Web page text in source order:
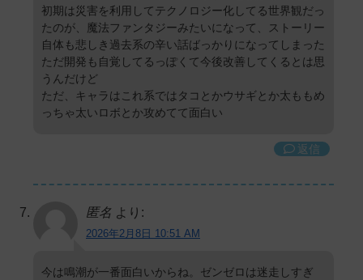
初期は災害を利用してテクノロジー化してる世界観だっ
たのが、魔法ファンタジーみたいになって、ストーリー
自体も悲しき過去系の辛い話ばっかりになってしまった
ただ開発も自覚してるっぽくて今後改善してくるとは思
うんだけど
ただ、キャラはこれ系ではタコとかウサギとか太ももめ
っちゃ太いロボとか攻めてて面白い
返信
匿名 より:
2026年2月8日 10:51 AM
今は鳴潮が一番面白いからね。ゼンゼロは迷走しすぎ